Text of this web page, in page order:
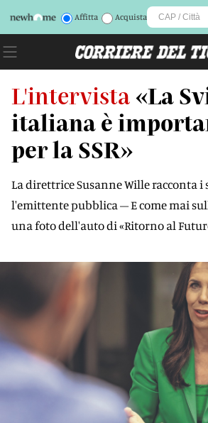
Affitta Acquista
L'intervista «La
italiana è
per la SSR»
La direttrice Susanne Wille racconta
l'emittente pubblica – E come mai
una foto dell'auto di «Ritorno al